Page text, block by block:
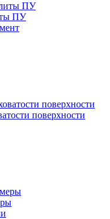
ПУ
поверхности